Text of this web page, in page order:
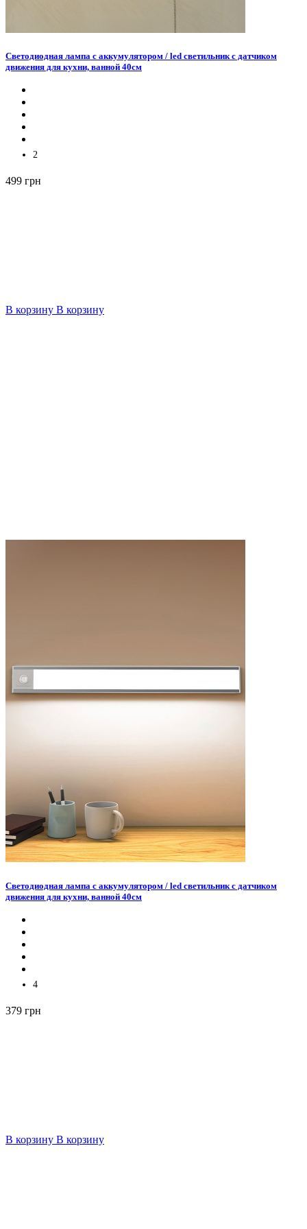
Светодиодная лампа с аккумулятором / led светильник с датчиком
движения для кухни, ванной 40см
2
499 грн
В корзину В корзину
Светодиодная лампа с аккумулятором / led светильник с датчиком
движения для кухни, ванной 40см
4
379 грн
В корзину В корзину